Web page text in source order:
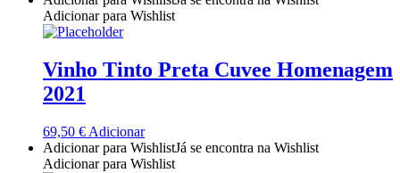
Quinta José Rodrigues - Humanitas
Rego Wines Beira interior
Só Vinha
Adicionar para Wishlist
Vinho Tinto Preta Cuvee Homenagem
2021
69,50 € Adicionar
Adicionar para WishlistJá se encontra na Wishlist
Adicionar para Wishlist